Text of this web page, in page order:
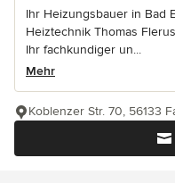
Ihr Heizungsbauer in Bad
Heiztechnik Thomas
Ihr fachkundiger un...
Mehr
Koblenzer Str. 70, 56133